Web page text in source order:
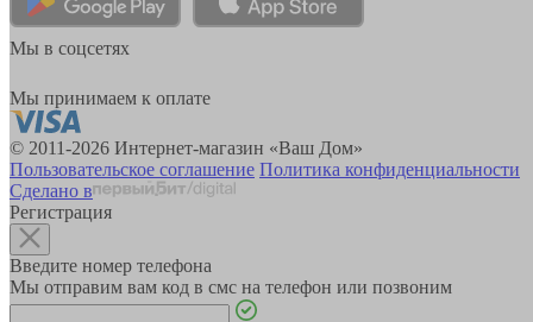
Мы в соцсетях
Мы принимаем к оплате
© 2011-2026 Интернет-магазин «Ваш Дом»
Пользовательское соглашение Политика конфиденциальности
Сделано в
Регистрация
Введите номер телефона
Мы отправим вам код в смс на телефон или позвоним